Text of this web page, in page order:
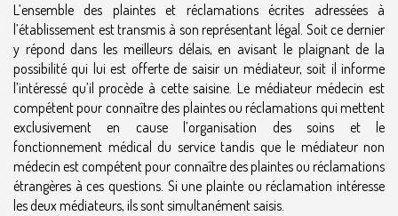
L’ensemble des plaintes et réclamations écrites adressées à
l’établissement est transmis à son représentant légal. Soit ce dernier
y répond dans les meilleurs délais, en avisant le plaignant de la
possibilité qui lui est offerte de saisir un médiateur, soit il informe
l’intéressé qu’il procède à cette saisine. Le médiateur médecin est
compétent pour connaître des plaintes ou réclamations qui mettent
exclusivement en cause l’organisation des soins et le
fonctionnement médical du service tandis que le médiateur non
médecin est compétent pour connaître des plaintes ou réclamations
étrangères à ces questions. Si une plainte ou réclamation intéresse
les deux médiateurs, ils sont simultanément saisis.